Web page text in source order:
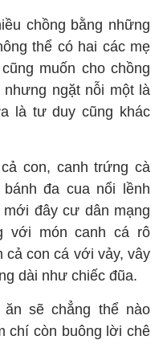
chồng bằng những
thể có hai các mẹ
muốn cho chồng
ngặt nỗi một là
là tư duy cũng khác
con, canh trứng cà
đa cua nổi lềnh
đây cư dân mạng
với món canh cá rô
cả con cá với vảy, vây
dài như chiếc đũa.
sẽ chẳng thể nào
chí còn buông lời chê